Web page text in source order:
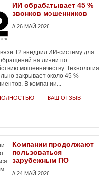
ИИ обрабатывает 45 %
звонков мошенников
//26 МАЙ 2026
T2 внедрил ИИ-систему для
на линии по
мошенничеству. Технология
закрывает около 45 %
В компании...
ВАШ ОТЗЫВ
Компании продолжают
пользоваться
зарубежным ПО
//24 МАЙ 2026